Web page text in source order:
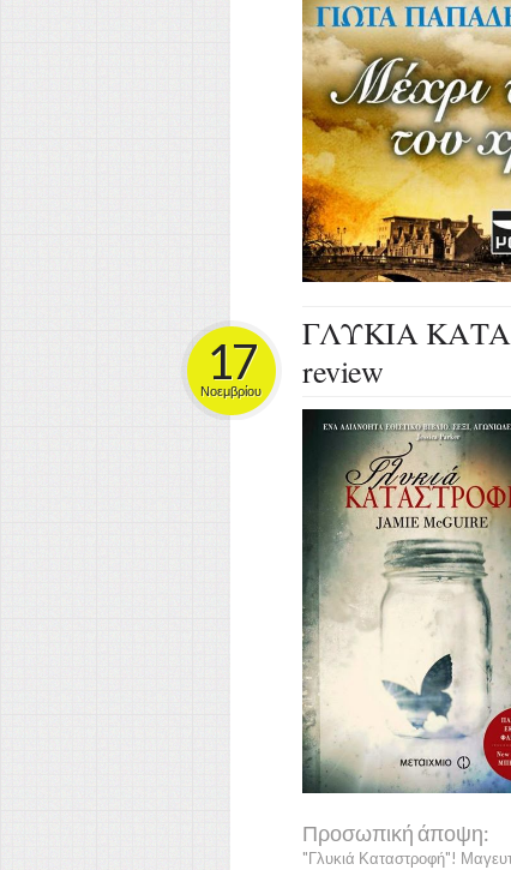
ΓΛΥΚΙΑ
review
17
Νοεμβρίου
Προσωπική άποψη:
"Γλυκιά Καταστροφή"!